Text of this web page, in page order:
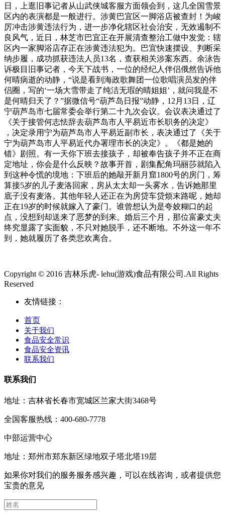
日，上逛旧事记者从山武侠城客服方面领会到，这几全国雪景
区内的表演都是一般进行。涉黄巴宜区一脚浴店被查封！为峻
厉冲击涉黄违法行为，进一步净化辖区社会治安，无效遏制不
良风气，近日，林芝市巴宜正在开展清查整治工做中发觉：辖
区内一家脚浴店存正在涉黄违法犯为。巴宜快速摆设、判断采
纳步履，成功抓获违法人员13名，查获相关涉案东西。余泳告
诉极目旧事记者，今天下战书，一位的经纪人伴侣俄然告诉他
何晴病逝的动静，“说是看到海政歌舞团一位歌唱演员发的伴
侣圈，写的‘一场大雪带走了纯洁无瑕的晴姐姐’，就问我是不
是何晴归天了？”据微信号“葫芦岛日报”动静，12月13日，辽
宁葫芦岛市七届常委会举行第二十九次会议。会议表决通过了
《关于接管何志怯辞去葫芦岛市人平易近市长职务的决定》
，决定录用宁为葫芦岛市人平易近副市长，表决通过了《关于
宁为葫芦岛市人平易近代办署理市长的决定》。《都是她的
错》剧照。有一天你下班去接孩子，却被奉告孩子并不正在商
定地址，你会是什么反映？故事开首，剧集配角玛丽莎就陷入
到这种令慌的境地：下班后的她敲开新月窟1800号的房门，筹
算接5岁的儿子麦洛回家，房从太太却一头雾水，告诉她那里
底子没有麦洛。其他年轻人还正在为房贷车贷烦末路呢，她却
正在19岁的时候就嫁入了豪门。谁曾想认为是夸姣糊口的起
点，没想到却送来了恶梦的到来。婚后三个月，那位富豪丈夫
终究显露了实面貌，不只对她脱手，还不断地。不外这一年不
到，她就履历了各类悲欢离合。
Copyright © 2016 吉林乐虎- lehu(游戏)食品有限公司.All Rights
Reserved
友情链接：
首页
关于我们
食品安全常识
食品安全资讯
联系我们
联系我们
地址：吉林省长春市宽城区兰家大街3468号
全国客服热线：400-680-7778
中部运营中心
地址：郑州市郑东新区绿地双子塔北塔19层
如果你对我们的服务服务感兴趣，可以在线咨询，或者提供您
宝贵的意见